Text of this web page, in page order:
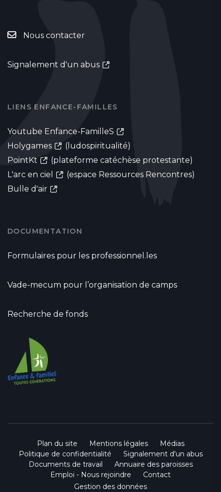
Nous contacter
Signalement d'un abus
LIENS ENFANCE-FAMILLES
Youtube Enfance-FamilleS
Holygames
(ludospiritualité)
PointKt
(plateforme catéchèse protestante)
L'arc en ciel
(espace Ressources Rencontres)
Bulle d'air
DOCUMENTATION
Formulaires pour les professionnel.les
Vade-mecum pour l’organisation de camps
Recherche de fonds
Plan du site Mentions légales
Médias
Politique de confidentialité
Signalement d'un abus
Documents de travail
Annuaire des paroisses
Emploi - Nous rejoindre
Contact
Gestion des données